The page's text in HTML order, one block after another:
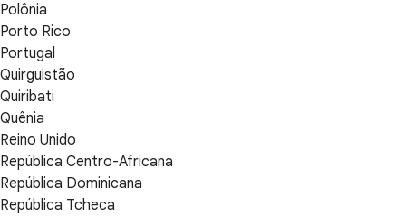
Polônia
Porto Rico
Portugal
Quirguistão
Quiribati
Quênia
Reino Unido
República Centro-Africana
República Dominicana
República Tcheca